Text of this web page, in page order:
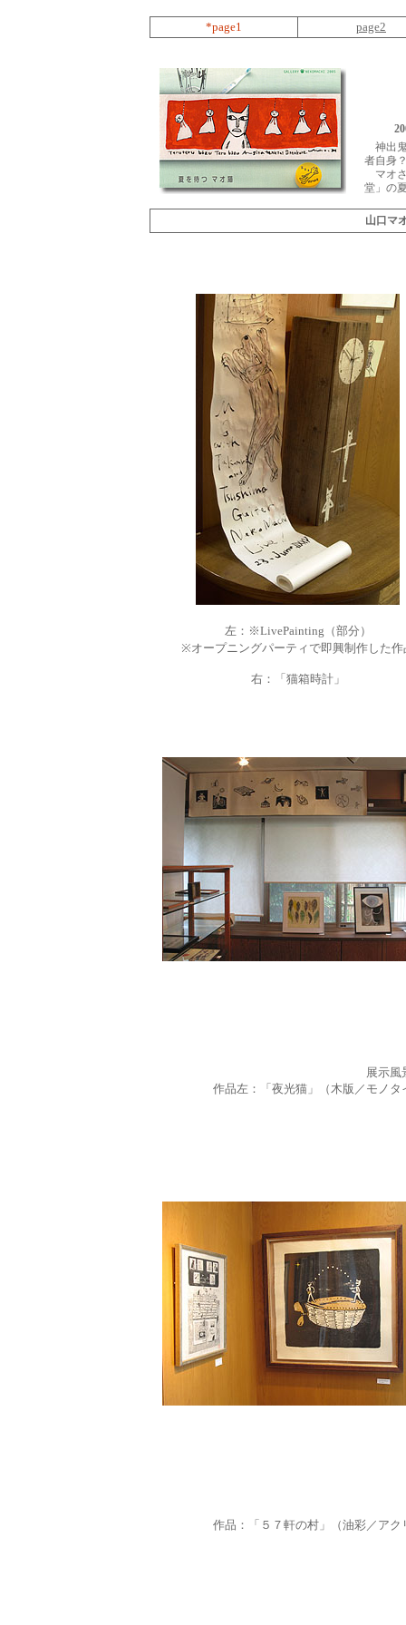
*page1 page2
神出
者自身
マオ
堂」の
山口マ
左：※LivePainting（部分）
※オープニングパーティで即興制作した作
右：「猫箱時計」
展示風
作品左：「夜光猫」（木版／モノタ
作品：「５７軒の村」（油彩／アク